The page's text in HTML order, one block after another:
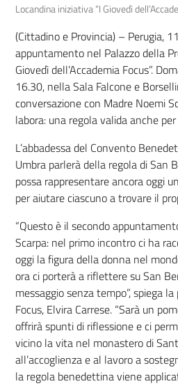
Locandina iniziativa “I Giovedì
(Cittadino e Provincia) – Perugia,
appuntamento nel Palazzo della
Giovedì dell’Accademia Focus”.
16.30, nella Sala Falcone e
conversazione con Madre Noemi
labora: una regola valida anche
L’abbadessa del Convento
Umbra parlerà della regola di San
possa rappresentare ancora oggi
per aiutare ciascuno a trovare il
“Questo è il secondo
Scarpa: nel primo incontro ci ha
oggi la figura della donna nel
ora ci porterà a riflettere su San
messaggio senza tempo”, spiega
Focus, Elvira Carrese. “Sarà un
offrirà spunti di riflessione e ci
vicino la vita nel monastero di
all’accoglienza e al lavoro a
la regola benedettina viene